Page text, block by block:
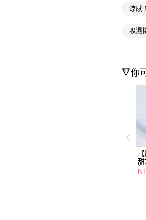
涼感
吸濕
🔻你
甜